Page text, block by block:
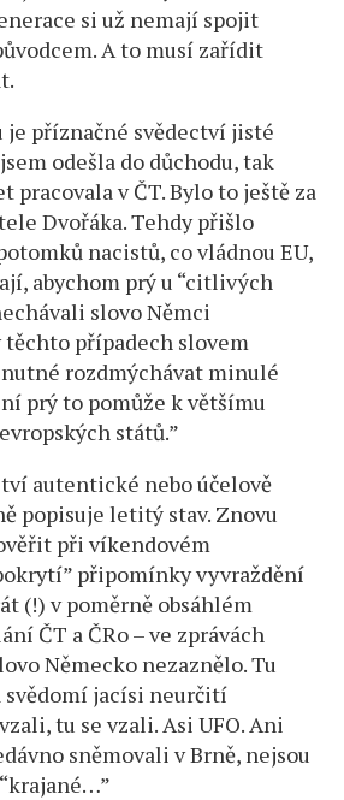
si už nemají spojit
A to musí zařídit
příznačné svědectví jisté
odešla do důchodu, tak
pracovala v ČT. Bylo to ještě za
Dvořáka. Tehdy přišlo
nacistů, co vládnou EU,
abychom prý u “citlivých
slovo Němci
těchto případech slovem
rozdmýchávat minulé
prý to pomůže k většímu
států.”
autentické nebo účelově
popisuje letitý stav. Znovu
při víkendovém
připomínky vyvraždění
(!) v poměrně obsáhlém
ČT a ČRo – ve zprávách
Německo nezaznělo. Tu
svědomí jacísi neurčití
tu se vzali. Asi UFO. Ani
sněmovali v Brně, nejsou